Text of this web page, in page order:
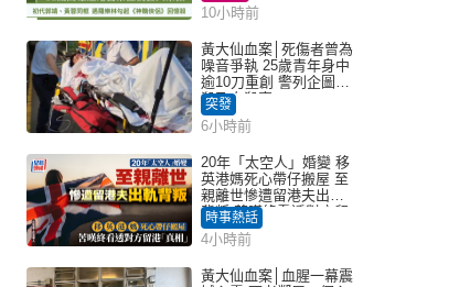
10小時前
黃大仙血案│死傷者曾為
噪音爭執 25歲青年身中
逾10刀重創 警列企圖謀
殺及自殺案
突發
6小時前
20年「太空人」婚變 移
英港媽死心帶仔搬屋 至
親離世慘遭留港夫出軌
背叛 苦嘆終看透對方留
港「真相」｜Juicy叮
時事熱話
4小時前
黃大仙血案│血腥一幕震